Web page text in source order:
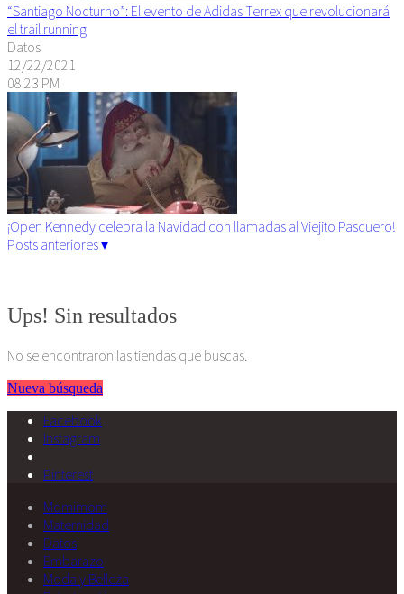
“Santiago Nocturno”: El evento de Adidas Terrex que revolucionará
el trail running
Datos
12/22/2021
08:23 PM
¡Open Kennedy celebra la Navidad con llamadas al Viejito Pascuero!
Posts anteriores ▾
Ups! Sin resultados
No se encontraron las tiendas que buscas.
Nueva búsqueda
Facebook
Instagram
Pinterest
Momimom
Maternidad
Datos
Embarazo
Moda y Belleza